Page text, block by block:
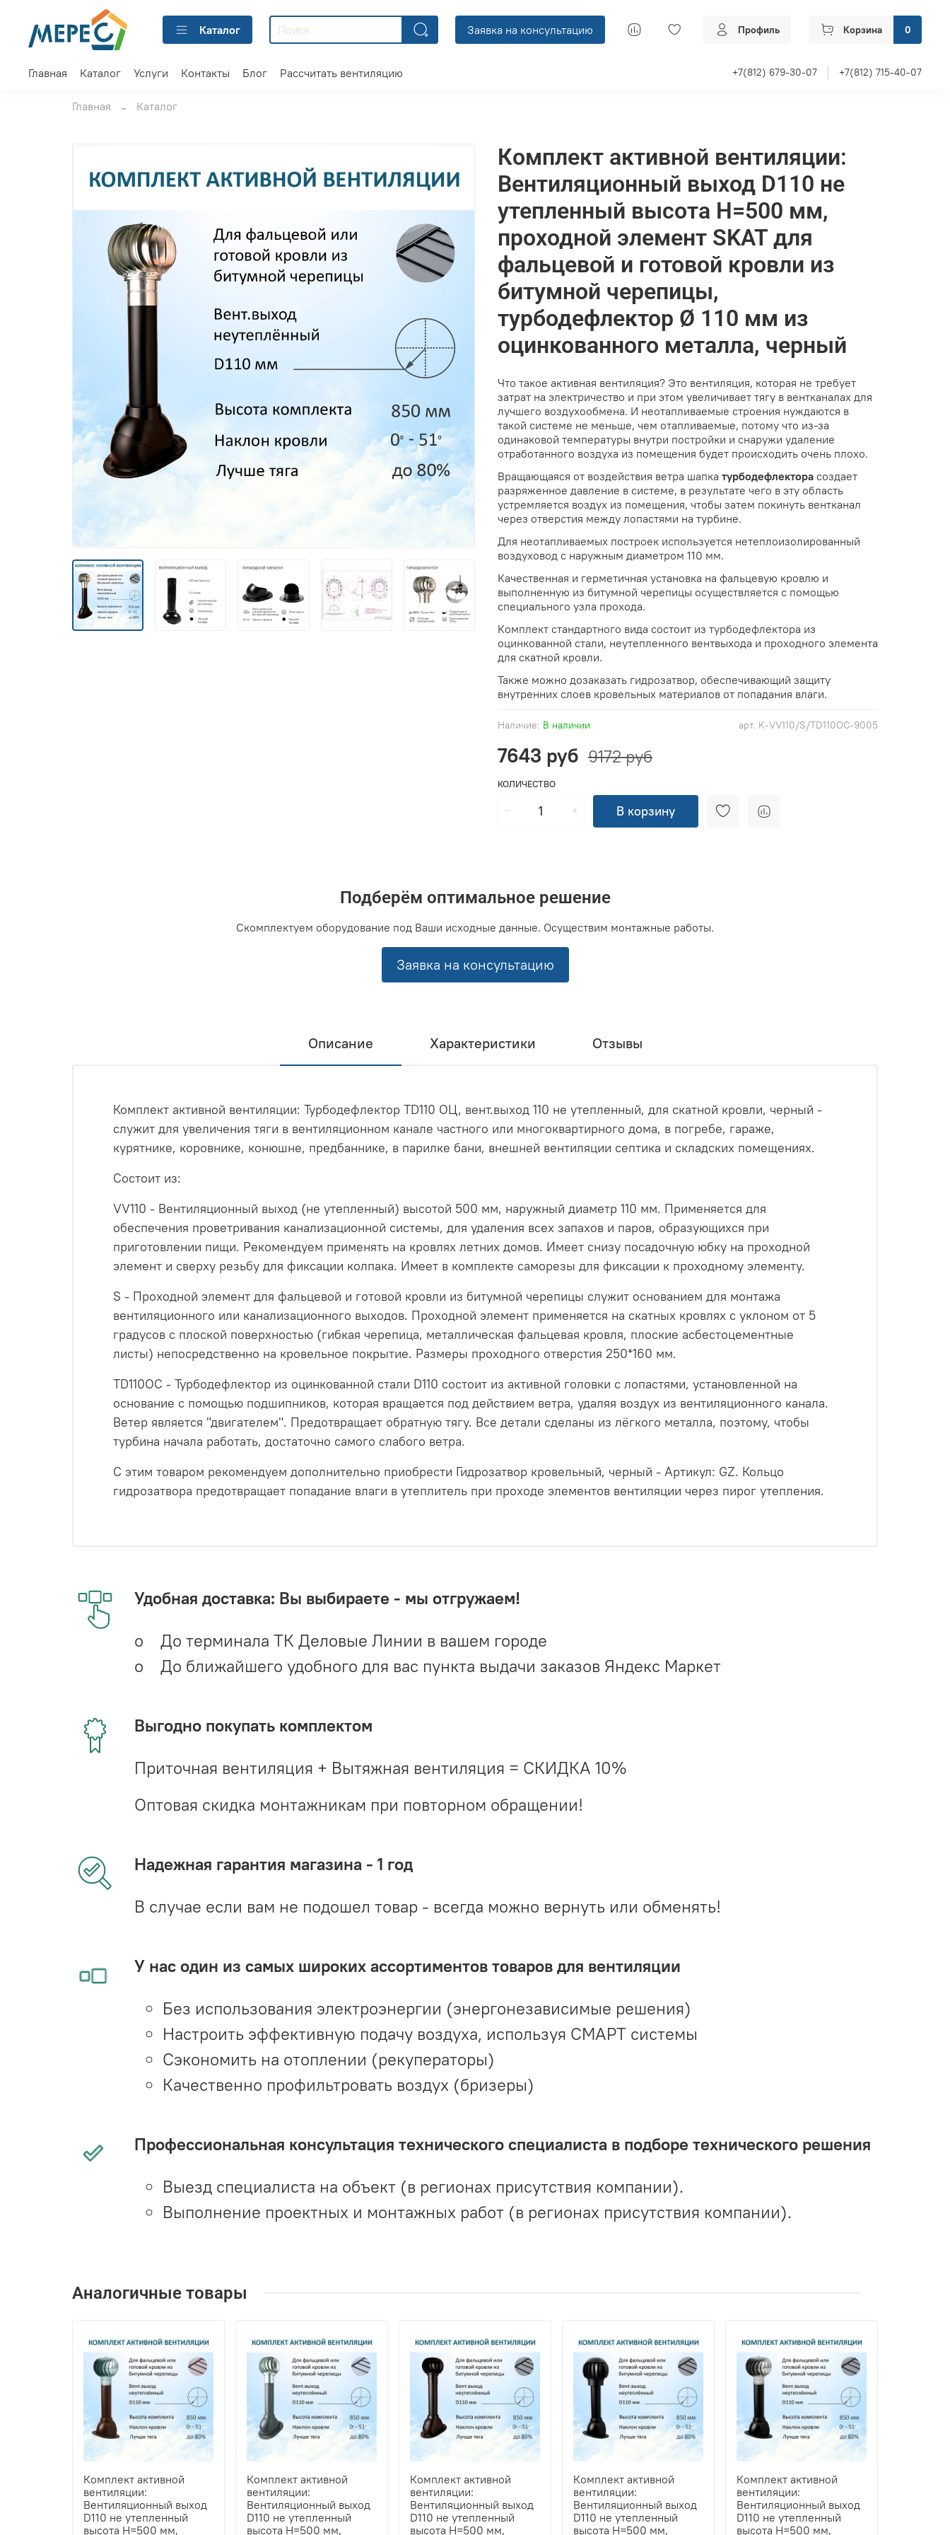
Каталог Заявка на консультацию Профиль Корзина 0
Главная Каталог Услуги Контакты Блог Рассчитать вентиляцию +7(812) 679-30-07 +7(812) 715-40-07
Главная Каталог
арт. K-VV110/S/TD110OC-9005
Наличие: В наличии
Комплект активной вентиляции:
Вентиляционный выход D110 не
утепленный высота H=500 мм,
проходной элемент SKAT для
фальцевой и готовой кровли из
битумной черепицы,
турбодефлектор Ø 110 мм из
оцинкованного металла, черный
7643 руб 9172 руб
КОЛИЧЕСТВО
В корзину
Что такое активная вентиляция? Это вентиляция, которая не требует
затрат на электричество и при этом увеличивает тягу в вентканалах для
лучшего воздухообмена. И неотапливаемые строения нуждаются в
такой системе не меньше, чем отапливаемые, потому что из-за
одинаковой температуры внутри постройки и снаружи удаление
отработанного воздуха из помещения будет происходить очень плохо.
Вращающаяся от воздействия ветра шапка турбодефлектора создает
разряженное давление в системе, в результате чего в эту область
устремляется воздух из помещения, чтобы затем покинуть вентканал
через отверстия между лопастями на турбине.
Для неотапливаемых построек используется нетеплоизолированный
воздуховод с наружным диаметром 110 мм.
Качественная и герметичная установка на фальцевую кровлю и
выполненную из битумной черепицы осуществляется с помощью
специального узла прохода.
Комплект стандартного вида состоит из турбодефлектора из
оцинкованной стали, неутепленного вентвыхода и проходного элемента
для скатной кровли.
Также можно дозаказать гидрозатвор, обеспечивающий защиту
внутренних слоев кровельных материалов от попадания влаги.
Подберём оптимальное решение
Скомплектуем оборудование под Ваши исходные данные. Осуществим монтажные работы.
Заявка на консультацию
Описание Характеристики Отзывы
Комплект активной вентиляции: Турбодефлектор TD110 ОЦ, вент.выход 110 не утепленный, для скатной кровли, черный -
служит для увеличения тяги в вентиляционном канале частного или многоквартирного дома, в погребе, гараже,
курятнике, коровнике, конюшне, предбаннике, в парилке бани, внешней вентиляции септика и складских помещениях.
Состоит из:
VV110 - Вентиляционный выход (не утепленный) высотой 500 мм, наружный диаметр 110 мм. Применяется для
обеспечения проветривания канализационной системы, для удаления всех запахов и паров, образующихся при
приготовлении пищи. Рекомендуем применять на кровлях летних домов. Имеет снизу посадочную юбку на проходной
элемент и сверху резьбу для фиксации колпака. Имеет в комплекте саморезы для фиксации к проходному элементу.
S - Проходной элемент для фальцевой и готовой кровли из битумной черепицы служит основанием для монтажа
вентиляционного или канализационного выходов. Проходной элемент применяется на скатных кровлях с уклоном от 5
градусов с плоской поверхностью (гибкая черепица, металлическая фальцевая кровля, плоские асбестоцементные
листы) непосредственно на кровельное покрытие. Размеры проходного отверстия 250*160 мм.
TD110OC - Турбодефлектор из оцинкованной стали D110 состоит из активной головки с лопастями, установленной на
основание с помощью подшипников, которая вращается под действием ветра, удаляя воздух из вентиляционного канала.
Ветер является "двигателем". Предотвращает обратную тягу. Все детали сделаны из лёгкого металла, поэтому, чтобы
турбина начала работать, достаточно самого слабого ветра.
С этим товаром рекомендуем дополнительно приобрести Гидрозатвор кровельный, черный - Артикул: GZ. Кольцо
гидрозатвора предотвращает попадание влаги в утеплитель при проходе элементов вентиляции через пирог утепления.
Удобная доставка: Вы выбираете - мы отгружаем!
o До терминала ТК Деловые Линии в вашем городе
o До ближайшего удобного для вас пункта выдачи заказов Яндекс Маркет
Выгодно покупать комплектом
Приточная вентиляция + Вытяжная вентиляция = СКИДКА 10%
Оптовая скидка монтажникам при повторном обращении!
Надежная гарантия магазина - 1 год
В случае если вам не подошел товар - всегда можно вернуть или обменять!
У нас один из самых широких ассортиментов товаров для вентиляции
Без использования электроэнергии (энергонезависимые решения)
Настроить эффективную подачу воздуха, используя СМАРТ системы
Сэкономить на отоплении (рекуператоры)
Качественно профильтровать воздух (бризеры)
Профессиональная консультация технического специалиста в подборе технического решения
Выезд специалиста на объект (в регионах присутствия компании).
Выполнение проектных и монтажных работ (в регионах присутствия компании).
Аналогичные товары
Комплект активной
вентиляции:
Вентиляционный выход
D110 не утепленный
высота H=500 мм,
Комплект активной
вентиляции:
Вентиляционный выход
D110 не утепленный
высота H=500 мм,
Комплект активной
вентиляции:
Вентиляционный выход
D110 не утепленный
высота H=500 мм,
Комплект активной
вентиляции:
Вентиляционный выход
D110 не утепленный
высота H=500 мм,
Комплект активной
вентиляции:
Вентиляционный выход
D110 не утепленный
высота H=500 мм,